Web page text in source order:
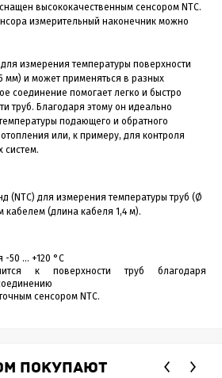
высококачественным сенсором NTC.
измерительный наконечник можно
измерения температуры поверхности
мм) и может применяться в разных
соединение помогает легко и быстро
труб. Благодаря этому он идеально
подающего и обратного
или, к примеру, для контроля
систем.
(NTC) для измерения температуры труб (Ø
(длина кабеля 1,4 м).
50 … +120 °C
к поверхности труб благодаря
сенсором NTC.
ПОКУПАЮТ